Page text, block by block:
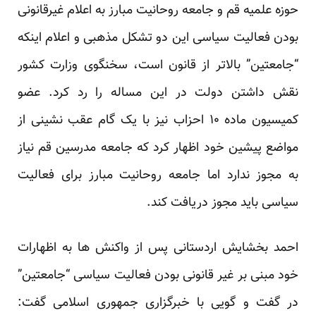
حوزه علمیه قم و جامعه روحانیت مبارز به اعلام غیرقانونی
بودن فعالیت سیاسی این دو تشکل مذهبی و اعلام اینکه
“جامعتین” بالاتر از قانون است، سخنگوی وزارت کشور
نقش داشتن دولت در این مساله را رد کرد. عضو
کمیسیون ماده ۱۰ احزاب نیز با یک گام عقب نشینی از
مواضع پیشین خود اظهار کرد که جامعه مدرسین قم نیاز
به مجوز ندارد اما جامعه روحانیت مبارز برای فعالیت
سیاسی باید مجوز دریافت کند.
احمد بخشایش اردستانی پس از واکنش ها به اظهارات
خود مبنی بر غیر قانونی بودن فعالیت سیاسی “جامعتین”
در گفت و گویی با خبرگزاری جمهوری اسلامی گفت: